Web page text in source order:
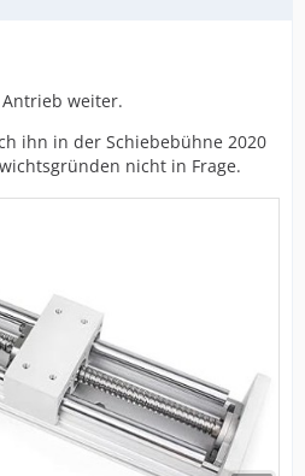
weiter.
ihn in der Schiebebühne 2020
nicht in Frage.